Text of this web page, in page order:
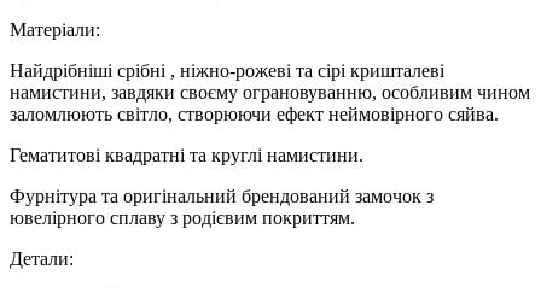
Матеріали:
Найдрібніші срібні , ніжно-рожеві та сірі кришталеві
намистини, завдяки своєму ограновуванню, особливим чином
заломлюють світло, створюючи ефект неймовірного сяйва.
Гематитові квадратні та круглі намистини.
Фурнітура та оригінальний брендований замочок з
ювелірного сплаву з родієвим покриттям.
Детали: